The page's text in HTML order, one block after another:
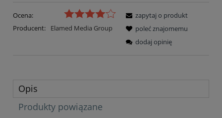
Ocena:
Producent:
Elamed Media Group
zapytaj o produkt
poleć znajomemu
dodaj opinię
Opis
Produkty powiązane